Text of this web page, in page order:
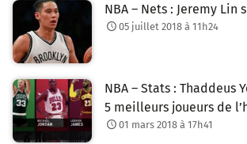
NBA – Nets : Jeremy Lin
05 juillet 2018 à 11h24
NBA – Stats : Thaddeus
5 meilleurs joueurs de
01 mars 2018 à 17h41